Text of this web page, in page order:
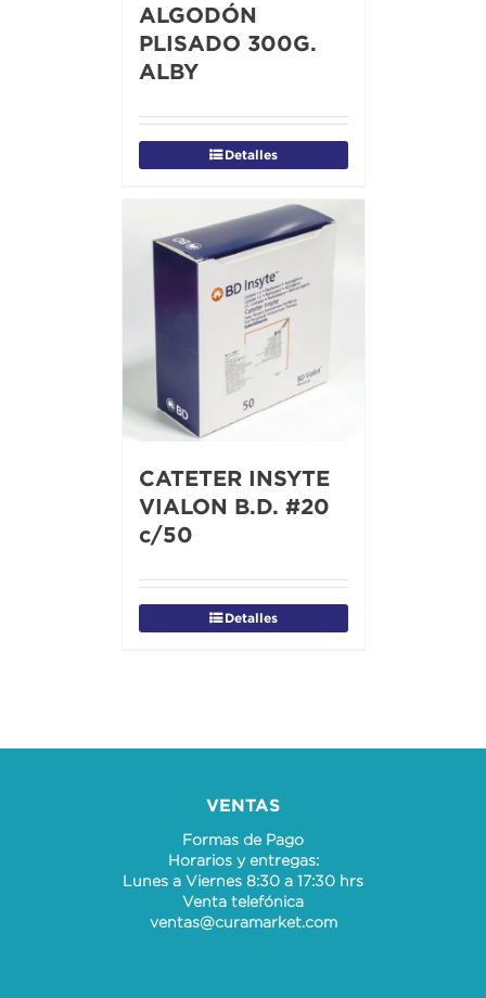
ALGODÓN
PLISADO 300G.
ALBY
Detalles
CATETER INSYTE
VIALON B.D. #20
c/50
Detalles
VENTAS
Formas de Pago
Horarios y entregas:
Lunes a Viernes 8:30 a 17:30 hrs
Venta telefónica
ventas@curamarket.com